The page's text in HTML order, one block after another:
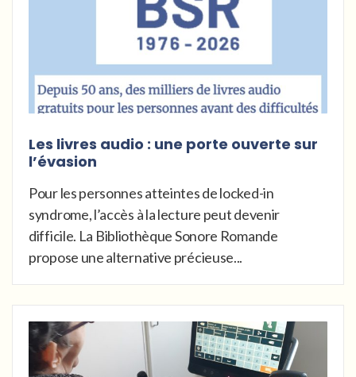
Les livres audio : une porte ouverte sur
l’évasion
Pour les personnes atteintes de locked-in
syndrome, l’accès à la lecture peut devenir
difficile. La Bibliothèque Sonore Romande
propose une alternative précieuse...